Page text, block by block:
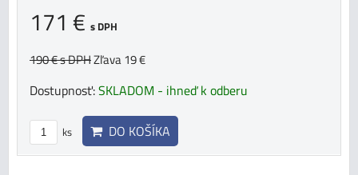
171 € s DPH
190 €s DPHZľava 19 €
Dostupnosť:SKLADOM - ihneď k odberu
ks DO KOŠÍKA